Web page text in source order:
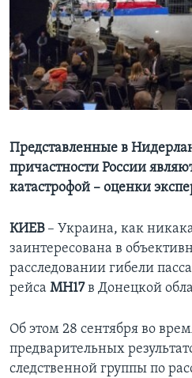
Learning English
СОЦИАЛЬНЫЕ СЕТИ
Языки
Представленные в
причастности России
катастрофой – оценки
КИЕВ– Украина, как
заинтересована в
расследовании гибели
рейса МН17 в Донецкой
Об этом 28 сентября во
предварительных
следственной группы по